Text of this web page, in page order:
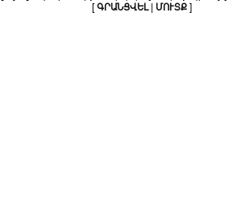
[ ԳՐԱՆՑՎԵԼ| ՄՈՒՏՔ]